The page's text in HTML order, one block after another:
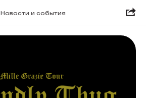
Новости и события